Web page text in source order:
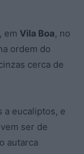
em Vila Boa, no
ordem do
cerca de
a eucaliptos, e
ser de
autarca